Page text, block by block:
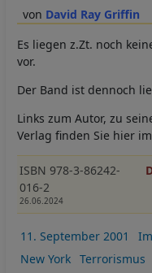
David Ray Griffin
Es liegen z.Zt. noch
vor.
Der Band ist dennoch
Links zum Autor, zu
Verlag finden Sie hier
ISBN 978-3-86242-
016-2
26.06.2024
11. September 2001
New York
Terrorismus